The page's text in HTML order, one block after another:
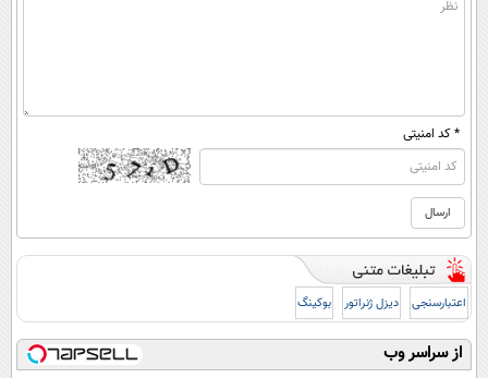
* کد امنیتی
اعتبارسنجی دیزل ژنراتور بوکینگ
از سراسر وب